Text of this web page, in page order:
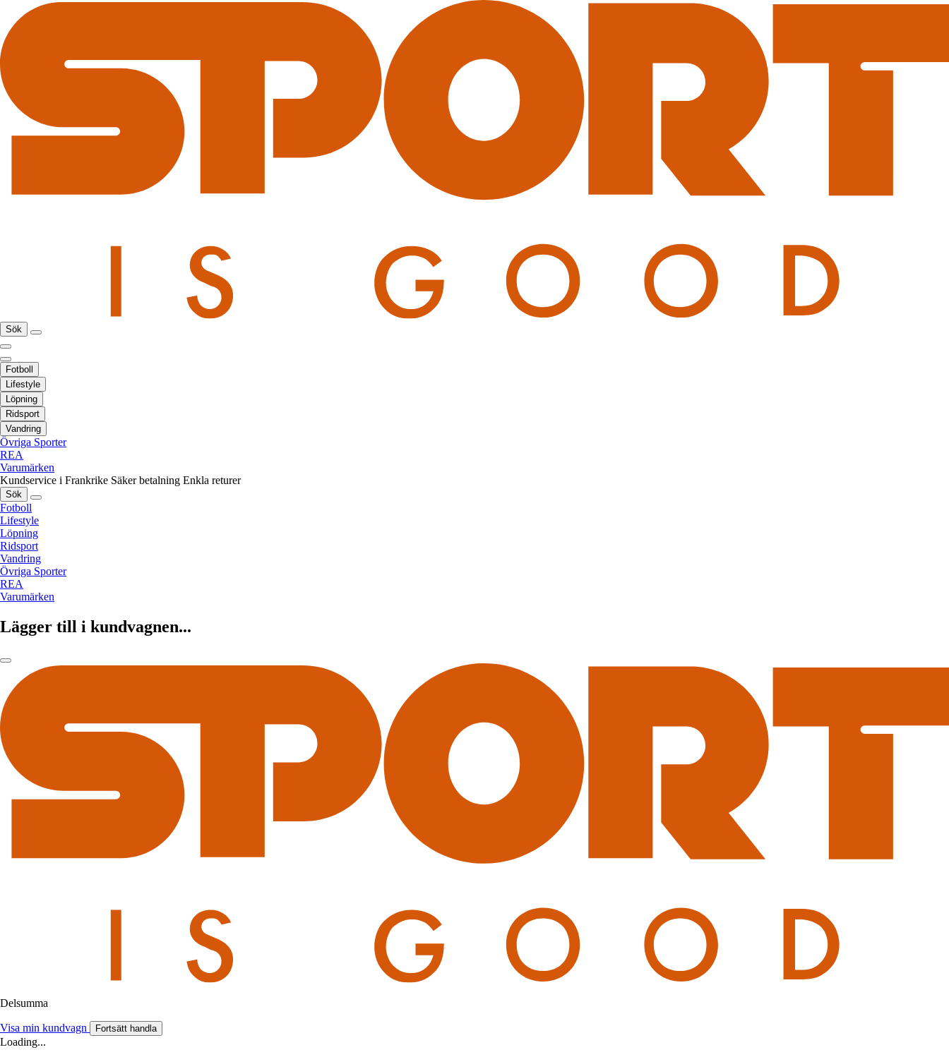
Sök
Fotboll
Lifestyle
Löpning
Ridsport
Vandring
Övriga Sporter
REA
Varumärken
Kundservice i Frankrike Säker betalning Enkla returer
Sök
Fotboll
Lifestyle
Löpning
Ridsport
Vandring
Övriga Sporter
REA
Varumärken
Lägger till i kundvagnen...
Delsumma
Visa min kundvagn Fortsätt handla
Loading...